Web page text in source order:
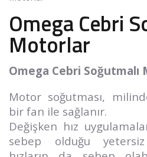
Omega Cebri
Motorlar
Omega Cebri Soğutmalı
Motor soğutması,
bir fan ile sağlanır.
Değişken hız
sebep olduğu